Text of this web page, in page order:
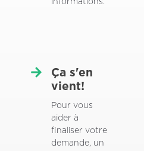
informations.
Ça s'en
vient!
Pour vous
aider à
finaliser votre
demande, un